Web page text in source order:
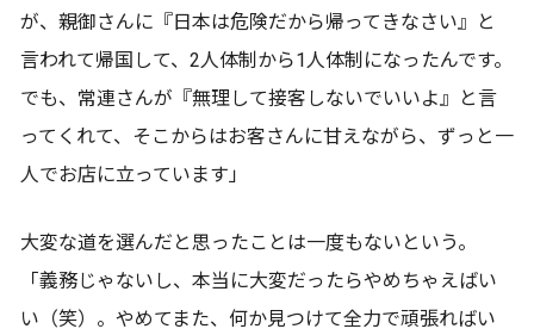
が、親御さんに『日本は危険だから帰ってきなさい』と
言われて帰国して、2人体制から1人体制になったんです。
でも、常連さんが『無理して接客しないでいいよ』と言
ってくれて、そこからはお客さんに甘えながら、ずっと一
人でお店に立っています」
大変な道を選んだと思ったことは一度もないという。
「義務じゃないし、本当に大変だったらやめちゃえばい
い（笑）。やめてまた、何か見つけて全力で頑張ればい